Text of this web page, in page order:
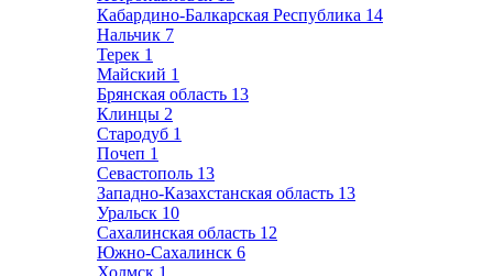
Кабардино-Балкарская Республика 14
Нальчик 7
Терек 1
Майский 1
Брянская область 13
Клинцы 2
Стародуб 1
Почеп 1
Севастополь 13
Западно-Казахстанская область 13
Уральск 10
Сахалинская область 12
Южно-Сахалинск 6
Холмск 1